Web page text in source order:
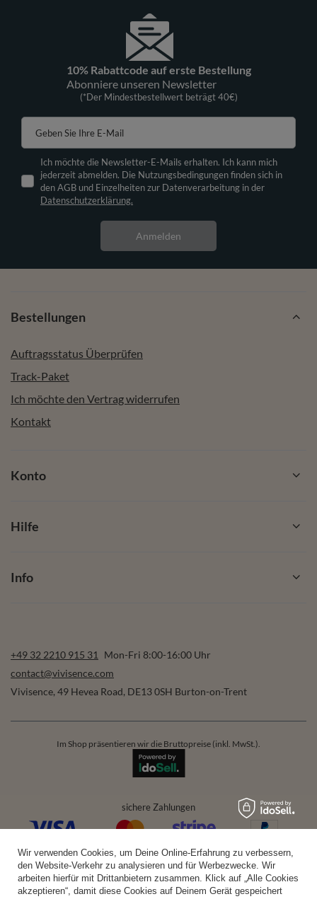
10% Rabattcode auf erste Bestellung
Abonniere unseren Newsletter
(*Der Mindestbestellwert beträgt 40€)
Geben Sie Ihre E-Mail
Ich möchte die Newsletter-E-Mails erhalten. Ich kann mich
jederzeit abmelden. Die Nutzungsbedingungen finden sich in
den AGB und Einzelheiten zur Datenverarbeitung in der
Datenschutzerklärung.
Anmelden
Bestellungen
Auftragsstatus Überprüfen
Track-Paket
Ich möchte den Vertrag widerrufen
Kontakt
Konto
Hilfe
Info
+49 32 2210 915 31
Mon-Fri 8:00-16:00 Uhr
contact@vivisence.com
Vivisence, 49 Hevea Road, DE13 0SH Burton-on-Trent
Im Shop präsentieren wir die Bruttopreise (inkl. MwSt.).
sichere Zahlungen
bequeme Lieferung
Wir verwenden Cookies, um Deine Online-Erfahrung zu verbessern,
den Website-Verkehr zu analysieren und für Werbezwecke. Wir
arbeiten hierfür mit Drittanbietern zusammen. Klick auf „Alle Cookies
akzeptieren“, damit diese Cookies auf Deinem Gerät gespeichert